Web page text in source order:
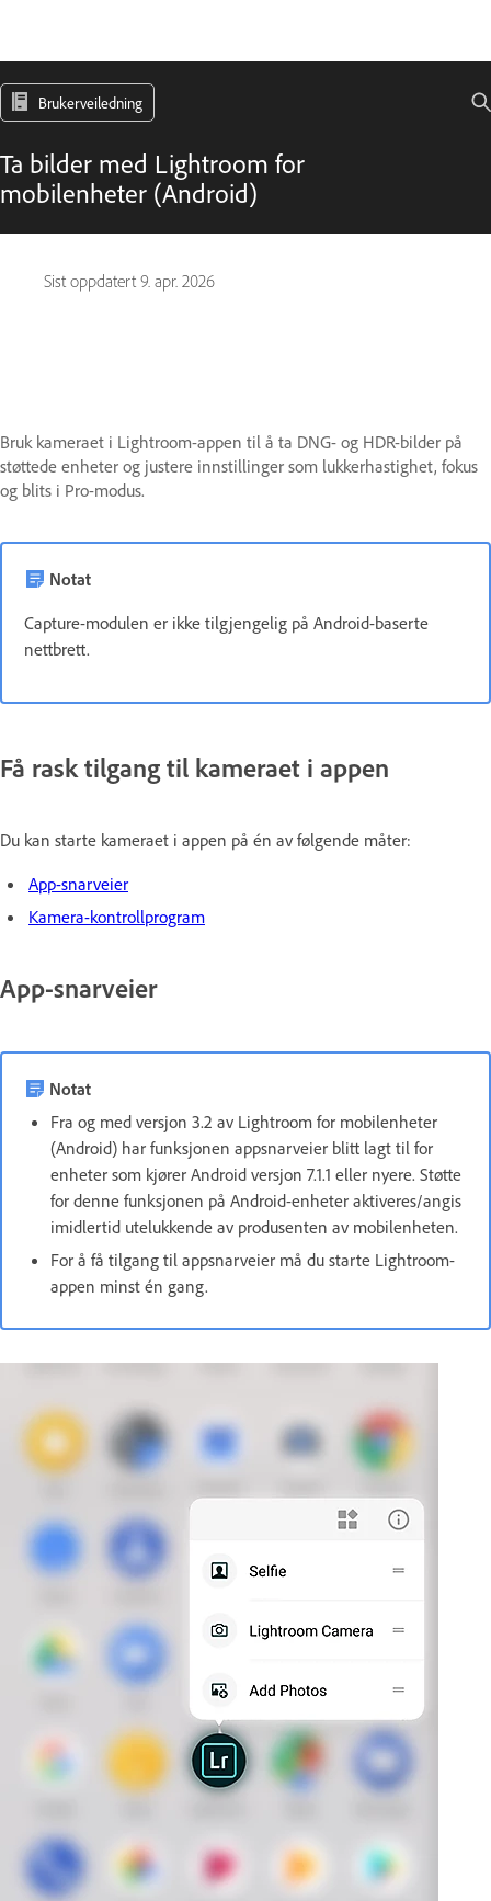
Brukerveiledning
Ta bilder med Lightroom for
mobilenheter (Android)
Sist oppdatert 9. apr. 2026
Bruk kameraet i Lightroom-appen til å ta DNG- og HDR-bilder på
støttede enheter og justere innstillinger som lukkerhastighet, fokus
og blits i Pro-modus.
Notat
Capture-modulen er ikke tilgjengelig på Android-baserte
nettbrett.
Få rask tilgang til kameraet i appen
Du kan starte kameraet i appen på én av følgende måter:
App-snarveier
Kamera-kontrollprogram
App-snarveier
Notat
Fra og med versjon 3.2 av Lightroom for mobilenheter
(Android) har funksjonen appsnarveier blitt lagt til for
enheter som kjører Android versjon 7.1.1 eller nyere. Støtte
for denne funksjonen på Android-enheter aktiveres/angis
imidlertid utelukkende av produsenten av mobilenheten.
For å få tilgang til appsnarveier må du starte Lightroom-
appen minst én gang.